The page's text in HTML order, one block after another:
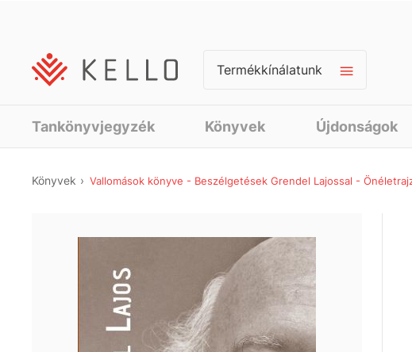
Termékkínálatunk
Tankönyvjegyzék Könyvek Újdonságok
Könyvek Vallomások könyve - Beszélgetések Grendel Lajossal -